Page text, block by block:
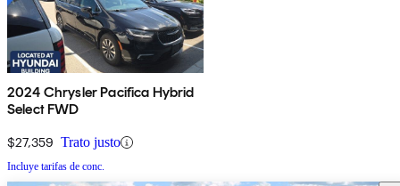
2024 Chrysler Pacifica Hybrid
Select FWD
$27,359 Trato justo
Incluye tarifas de conc.